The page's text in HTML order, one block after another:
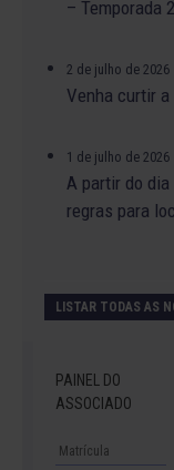
– Temporada
2 de julho de 2026
Venha curtir
1 de julho de 2026
A partir do dia
regras para
LISTAR TODAS AS
PAINEL DO
ASSOCIADO